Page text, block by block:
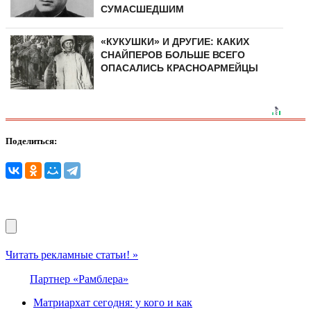
СУМАСШЕДШИМ
«КУКУШКИ» И ДРУГИЕ: КАКИХ
СНАЙПЕРОВ БОЛЬШЕ ВСЕГО
ОПАСАЛИСЬ КРАСНОАРМЕЙЦЫ
Поделиться:
Читать рекламные статьи! »
Партнер «Рамблера»
Матриархат сегодня: у кого и как